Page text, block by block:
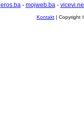
eros.ba- mojweb.ba-
Kontakt | Copyright